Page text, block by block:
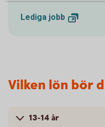
Lediga jobb
Vilken lön bör
13-14 år